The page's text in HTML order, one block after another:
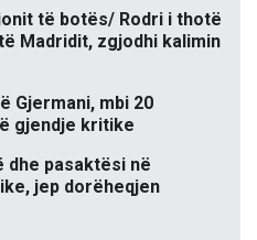
të botës/ Rodri i thotë
Madridit, zgjodhi kalimin
Gjermani, mbi 20
gjendje kritike
dhe pasaktësi në
jep dorëheqjen